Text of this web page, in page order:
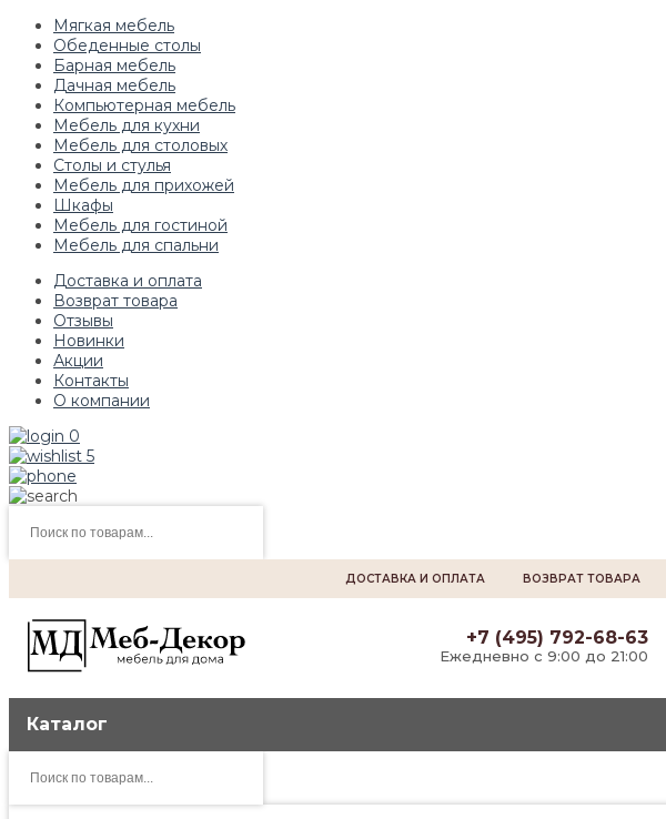
Мягкая мебель
Обеденные столы
Барная мебель
Дачная мебель
Компьютерная мебель
Мебель для кухни
Мебель для столовых
Столы и стулья
Мебель для прихожей
Шкафы
Мебель для гостиной
Мебель для спальни
Доставка и оплата
Возврат товара
Отзывы
Новинки
Акции
Контакты
О компании
0
5
товаров
ДОСТАВКА И ОПЛАТА ВОЗВРАТ ТОВАРА
+7 (495) 792-68-63
Ежедневно с 9:00 до 21:00
Каталог
товаров